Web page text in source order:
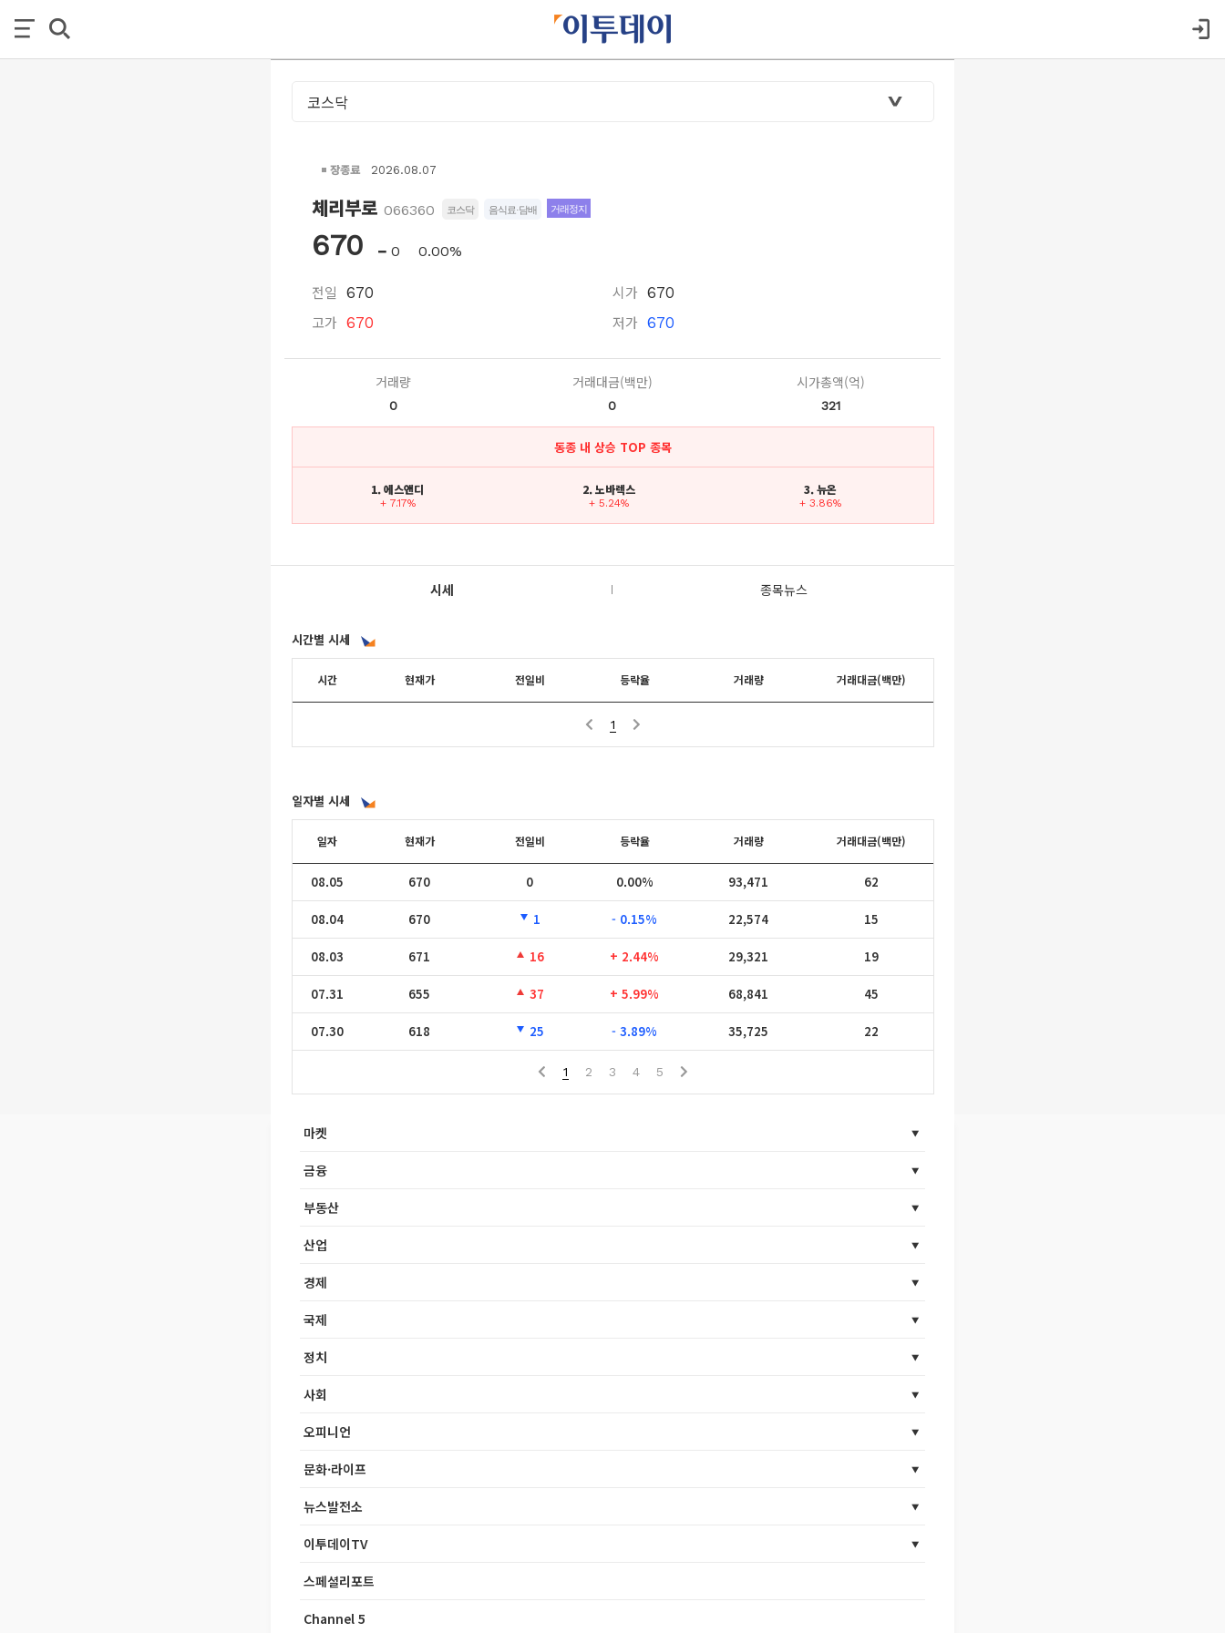
장종료 2026.08.07
체리부로 066360 코스닥 음식료·담배 거래정지
670 0 0.00%
전일 670
고가 670
시가 670
저가 670
거래량
0
거래대금(백만)
0
시가총액(억)
321
동종 내 상승 TOP 종목
1. 에스앤디
+ 7.17%
2. 노바렉스
+ 5.24%
3. 뉴온
+ 3.86%
시세 종목뉴스
시간별 시세
시간 현재가 전일비 등락율 거래량 거래대금(백만)
1
일자별 시세
일자 현재가 전일비 등락율 거래량 거래대금(백만)
08.05 670 0 0.00% 93,471 62
08.04 670 1 - 0.15% 22,574 15
08.03 671 16 + 2.44% 29,321 19
07.31 655 37 + 5.99% 68,841 45
07.30 618 25 - 3.89% 35,725 22
1 2 3 4 5
마켓
금융
부동산
산업
경제
국제
정치
사회
오피니언
문화·라이프
뉴스발전소
이투데이TV
스페셜리포트
Channel 5